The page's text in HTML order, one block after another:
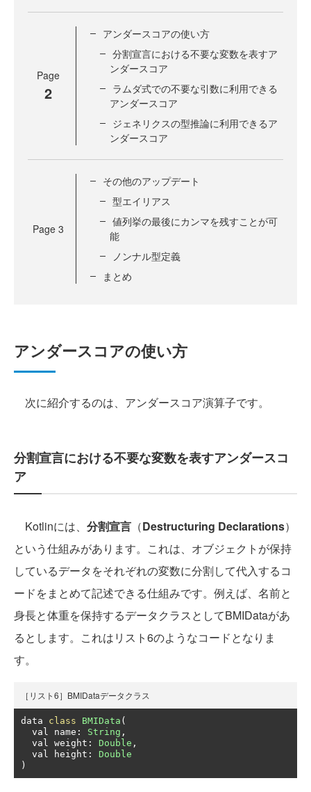
Page
2
アンダースコアの使い方
分割宣言における不要な変数を表すア
ンダースコア
ラムダ式での不要な引数に利用できる
アンダースコア
ジェネリクスの型推論に利用できるア
ンダースコア
Page 3
その他のアップデート
型エイリアス
値列挙の最後にカンマを残すことが可
能
ノンナル型定義
まとめ
アンダースコアの使い方
次に紹介するのは、アンダースコア演算子です。
分割宣言における不要な変数を表すアンダースコ
ア
Kotlinには、 分割宣言 （Destructuring Declarations）
という仕組みがあります。これは、オブジェクトが保持
しているデータをそれぞれの変数に分割して代入するコ
ードをまとめて記述できる仕組みです。例えば、名前と
身長と体重を保持するデータクラスとしてBMIDataがあ
るとします。これはリスト6のようなコードとなりま
す。
［リスト6］BMIDataデータクラス
data class BMIData (
  val name
: String ,
  val weight
: Double ,
  val height
:
Double
)